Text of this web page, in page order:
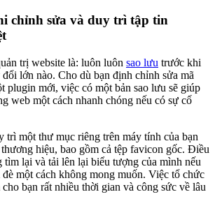
chỉnh sửa và duy trì tập tin
trị website là: luôn luôn sao lưu trước khi
lớn nào. Cho dù bạn định chỉnh sửa mã
plugin mới, việc có một bản sao lưu sẽ giúp
web một cách nhanh chóng nếu có sự cố
trì một thư mục riêng trên máy tính của bạn
hiệu, bao gồm cả tệp favicon gốc. Điều
tìm lại và tải lên lại biểu tượng của mình nếu
một cách không mong muốn. Việc tổ chức
bạn rất nhiều thời gian và công sức về lâu